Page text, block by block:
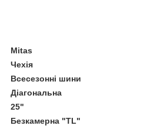
Mitas
Чехія
Всесезонні шини
Діагональна
25"
Безкамерна "TL"